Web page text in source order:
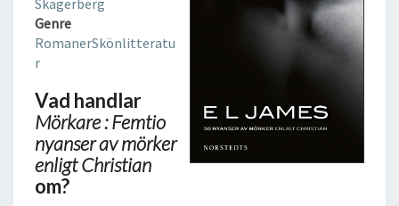
E
A
Skagerberg
Genre
RomanerSkönlitteratu
r
Vad handlar
Mörkare : Femtio
nyanser av mörker
enligt Christian
om?